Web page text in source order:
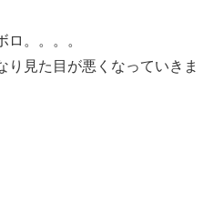
ロ。。。。
り見た目が悪くなっていきま